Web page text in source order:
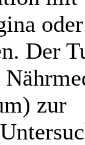
oder
Der
zur